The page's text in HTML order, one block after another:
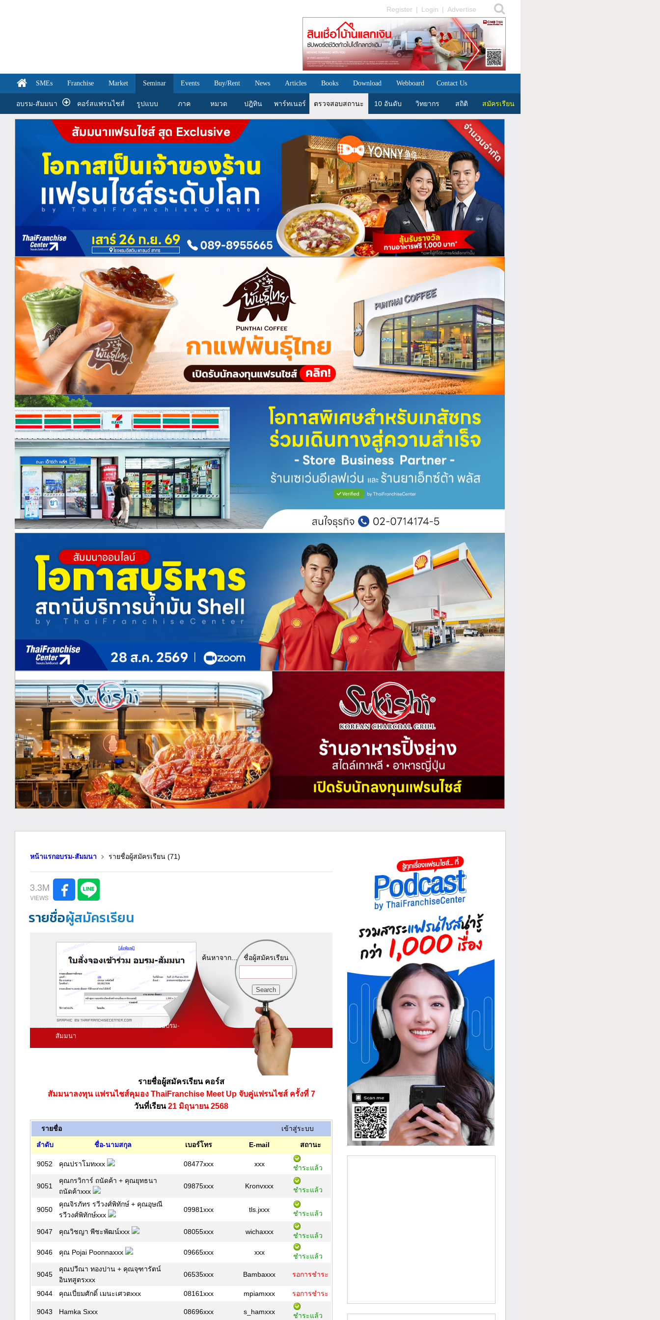
Register | Login | Advertise
SMEs Franchise Market Seminar Events Buy/Rent News Articles Books Download Webboard Contact Us
อบรม-สัมมนา คอร์สแฟรนไชส์ รูปแบบ ภาค หมวด ปฎิทิน พาร์ทเนอร์ ตรวจสอบสถานะ 10 อันดับ วิทยากร สถิติ สมัครเรียน
หน้าแรกอบรม-สัมมนา รายชื่อผู้สมัครเรียน (71)
3.3M
รายชื่อผู้สมัครเรียน
สอบถามเพิ่มเติม โทร.02-1019187 ฝ่ายอบรม-
สัมมนา
ค้นหาจาก... ชื่อผู้สมัครเรียน
รายชื่อผู้สมัครเรียน คอร์ส
สัมมนาลงทุน แฟรนไชส์คุมอง ThaiFranchise Meet Up จับคู่แฟรนไชส์ ครั้งที่ 7
วันที่เรียน21 มิถุนายน 2568
รายชื่อ เข้าสู่ระบบ
ลำดับ ชื่อ-นามสกุล เบอร์โทร E-mail สถานะ
9052 คุณปราโมทxxx 08477xxx xxx ชำระแล้ว
9051
คุณกรวิการ์ ถนัดค้า + คุณยุทธนา
ถนัดค้าxxx
09875xxx Kronvxxx ชำระแล้ว
9050
คุณจิรภัทร รวีวงศ์พิทักษ์ + คุณอุษณี
รวีวงศ์พิทักษ์xxx
09981xxx tls.jxxx ชำระแล้ว
9047 คุณวิชญา พีชะพัฒน์xxx 08055xxx wichaxxx ชำระแล้ว
9046 คุณ Pojai Poonnaxxx 09665xxx xxx ชำระแล้ว
9045
คุณปวีณา ทองปาน + คุณจุฑารัตน์
อินทสูตรxxx
06535xxx Bambaxxx รอการชำระ
9044 คุณเปี่ยมศักดิ์ เมนะเศวตxxx 08161xxx mpiamxxx รอการชำระ
9043 Hamka Sxxx 08696xxx s_hamxxx ชำระแล้ว